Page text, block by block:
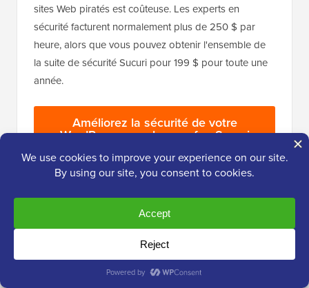
sites Web piratés est coûteuse. Les experts en
sécurité facturent normalement plus de 250 $ par
heure, alors que vous pouvez obtenir l'ensemble de
la suite de sécurité Sucuri pour 199 $ pour toute une
année.
Améliorez la sécurité de votre
WordPress avec le pare-feu Sucuri
Cela dit, Sucuri n'est pas le seul fournisseur de pare-
feu au niveau DNS. L'autre concurrent populaire est
Cloudflare. Consultez notre comparaison de
vs. Cloudflare (Avantages et inconvénients).